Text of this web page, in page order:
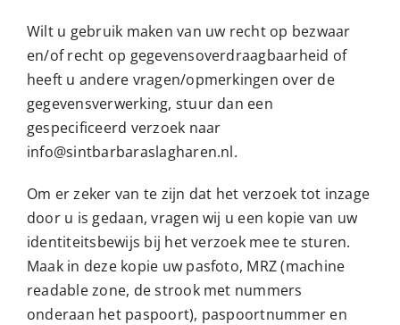
Wilt u gebruik maken van uw recht op bezwaar
en/of recht op gegevensoverdraagbaarheid of
heeft u andere vragen/opmerkingen over de
gegevensverwerking, stuur dan een
gespecificeerd verzoek naar
info@sintbarbaraslagharen.nl.
Om er zeker van te zijn dat het verzoek tot inzage
door u is gedaan, vragen wij u een kopie van uw
identiteitsbewijs bij het verzoek mee te sturen.
Maak in deze kopie uw pasfoto, MRZ (machine
readable zone, de strook met nummers
onderaan het paspoort), paspoortnummer en